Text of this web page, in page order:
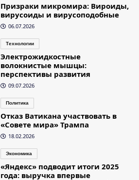
Призраки микромира: Вироиды,
вирусоиды и вирусоподобные
06.07.2026
Технологии
Электрожидкостные
волокнистые мышцы:
перспективы развития
09.07.2026
Политика
Отказ Ватикана участвовать в
«Совете мира» Трампа
18.02.2026
Экономика
«Яндекс» подводит итоги 2025
года: выручка впервые